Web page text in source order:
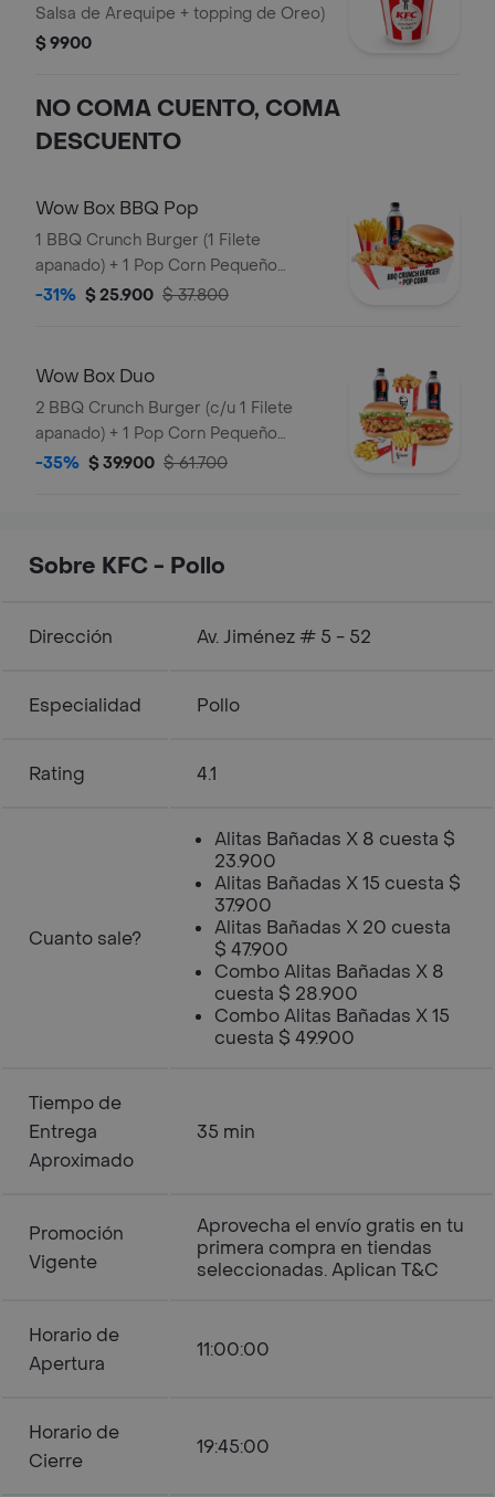
Salsa de Arequipe + topping de Oreo)
$ 9900
NO COMA CUENTO, COMA
DESCUENTO
Wow Box BBQ Pop
1 BBQ Crunch Burger (1 Filete
apanado) + 1 Pop Corn Pequeño
(Trocitos de pechuga pollo apanados)
-31% $ 25.900 $ 37.800
Wow Box Duo
2 BBQ Crunch Burger (c/u 1 Filete
apanado) + 1 Pop Corn Pequeño
(Trocitos de pechuga apanados) + 2
-35% $ 39.900 $ 61.700
Sobre KFC - Pollo
Dirección Av. Jiménez # 5 - 52
Especialidad Pollo
Rating 4.1
Cuanto sale?
Alitas Bañadas X 8 cuesta $
23.900
Alitas Bañadas X 15 cuesta $
37.900
Alitas Bañadas X 20 cuesta
$ 47.900
Combo Alitas Bañadas X 8
cuesta $ 28.900
Combo Alitas Bañadas X 15
cuesta $ 49.900
Tiempo de
Entrega
Aproximado
35 min
Promoción
Vigente
Aprovecha el envío gratis en tu
primera compra en tiendas
seleccionadas. Aplican T&C
Horario de
Apertura
11:00:00
Horario de
Cierre
19:45:00